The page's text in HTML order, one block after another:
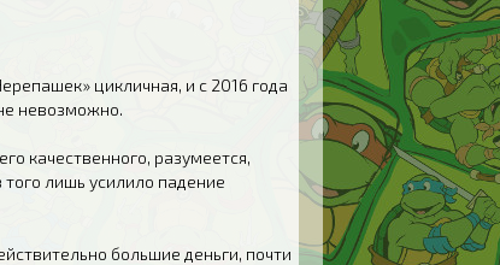
цикличная, и с 2016 года
невозможно.
качественного, разумеется,
лишь усилило падение
большие деньги, почти